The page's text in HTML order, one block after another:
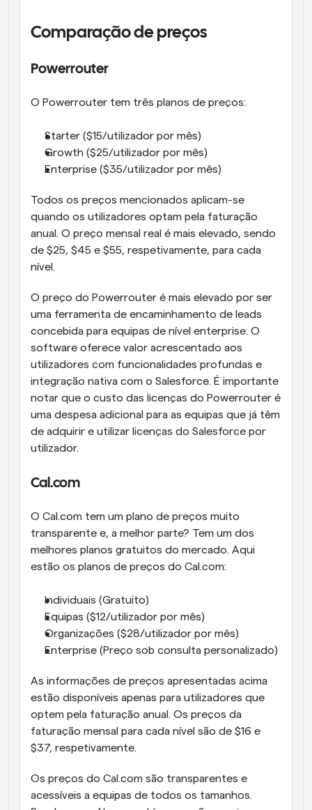
Comparação de preços
Powerrouter
O Powerrouter tem três planos de preços:
Starter ($15/utilizador por mês)
Growth ($25/utilizador por mês)
Enterprise ($35/utilizador por mês)
Todos os preços mencionados aplicam-se
quando os utilizadores optam pela faturação
anual. O preço mensal real é mais elevado, sendo
de $25, $45 e $55, respetivamente, para cada
nível.
O preço do Powerrouter é mais elevado por ser
uma ferramenta de encaminhamento de leads
concebida para equipas de nível enterprise. O
software oferece valor acrescentado aos
utilizadores com funcionalidades profundas e
integração nativa com o Salesforce. É importante
notar que o custo das licenças do Powerrouter é
uma despesa adicional para as equipas que já têm
de adquirir e utilizar licenças do Salesforce por
utilizador.
Cal.com
O Cal.com tem um plano de preços muito
transparente e, a melhor parte? Tem um dos
melhores planos gratuitos do mercado. Aqui
estão os planos de preços do Cal.com:
Individuais (Gratuito)
Equipas ($12/utilizador por mês)
Organizações ($28/utilizador por mês)
Enterprise (Preço sob consulta personalizado)
As informações de preços apresentadas acima
estão disponíveis apenas para utilizadores que
optem pela faturação anual. Os preços da
faturação mensal para cada nível são de $16 e
$37, respetivamente.
Os preços do Cal.com são transparentes e
acessíveis a equipas de todos os tamanhos.